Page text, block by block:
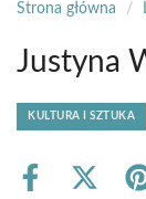
Strona główna /
Justyna
KULTURA I SZTUKA
Share
Share